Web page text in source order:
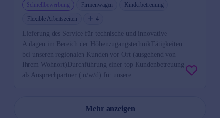
Schnellbewerbung Firmenwagen
Kinderbetreuung
Flexible Arbeitszeiten
4
Lieferung des Service für technische und innovative
Anlagen im Bereich der HöhenzugangstechnikTätigkeiten
bei unseren regionalen Kunden vor Ort (ausgehend von
Ihrem Wohnort)Durchführung einer top Kundenbetreuung
als Ansprechpartner (m/w/d) für unsere...
Mehr anzeigen